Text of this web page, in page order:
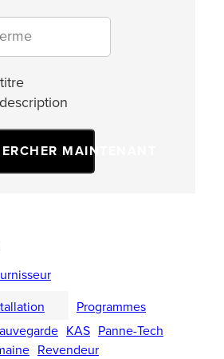
MAINTENANT
Programmes
KAS Panne-Tech
Revendeur